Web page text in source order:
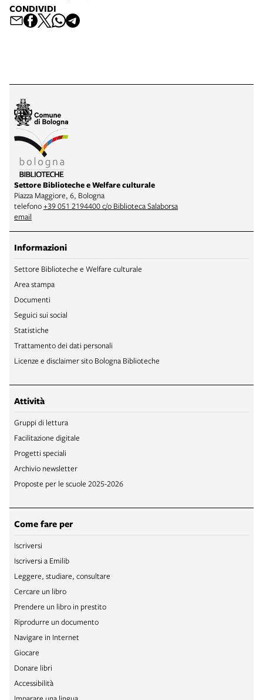
CONDIVIDI
Settore Biblioteche e Welfare culturale
Piazza Maggiore, 6, Bologna
telefono+39 051 2194400 c/o Biblioteca Salaborsa
email
Informazioni
Settore Biblioteche e Welfare culturale
Area stampa
Documenti
Seguici sui social
Statistiche
Trattamento dei dati personali
Licenze e disclaimer sito Bologna Biblioteche
Attività
Gruppi di lettura
Facilitazione digitale
Progetti speciali
Archivio newsletter
Proposte per le scuole 2025-2026
Come fare per
Iscriversi
Iscriversi a Emilib
Leggere, studiare, consultare
Cercare un libro
Prendere un libro in prestito
Riprodurre un documento
Navigare in Internet
Giocare
Donare libri
Accessibilità